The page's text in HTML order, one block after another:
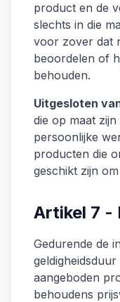
product en de
slechts in die
voor zover dat
beoordelen of
behouden.
Uitgesloten
die op maat
persoonlijke
producten die
geschikt zijn
Artikel 7 -
Gedurende de
aangeboden
behoudens